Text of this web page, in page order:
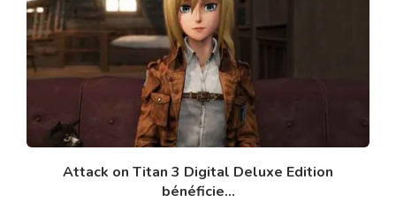
Attack on Titan 3 Digital Deluxe Edition
bénéficie...